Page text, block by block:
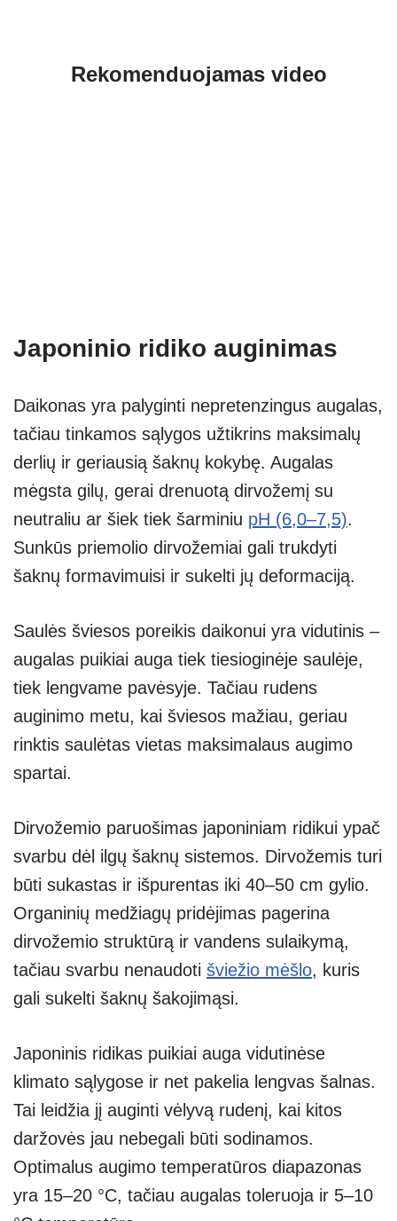
Rekomenduojamas video
Japoninio ridiko auginimas
Daikonas yra palyginti nepretenzingus augalas,
tačiau tinkamos sąlygos užtikrins maksimalų
derlių ir geriausią šaknų kokybę. Augalas
mėgsta gilų, gerai drenuotą dirvožemį su
neutraliu ar šiek tiek šarminiu pH (6,0–7,5).
Sunkūs priemolio dirvožemiai gali trukdyti
šaknų formavimuisi ir sukelti jų deformaciją.
Saulės šviesos poreikis daikonui yra vidutinis –
augalas puikiai auga tiek tiesioginėje saulėje,
tiek lengvame pavėsyje. Tačiau rudens
auginimo metu, kai šviesos mažiau, geriau
rinktis saulėtas vietas maksimalaus augimo
spartai.
Dirvožemio paruošimas japoniniam ridikui ypač
svarbu dėl ilgų šaknų sistemos. Dirvožemis turi
būti sukastas ir išpurentas iki 40–50 cm gylio.
Organinių medžiagų pridėjimas pagerina
dirvožemio struktūrą ir vandens sulaikymą,
tačiau svarbu nenaudoti šviežio mėšlo, kuris
gali sukelti šaknų šakojimąsi.
Japoninis ridikas puikiai auga vidutinėse
klimato sąlygose ir net pakelia lengvas šalnas.
Tai leidžia jį auginti vėlyvą rudenį, kai kitos
daržovės jau nebegali būti sodinamos.
Optimalus augimo temperatūros diapazonas
yra 15–20 °C, tačiau augalas toleruoja ir 5–10